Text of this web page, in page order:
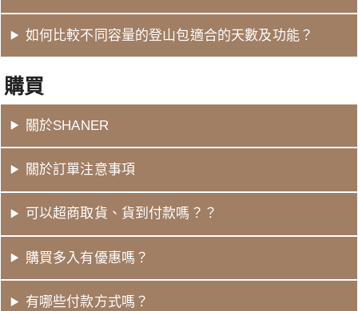
如何比較不同容量的登山包適合的天數及功能？
購買
關於SHANER
關於訂單注意事項
可以超商取貨、貨到付款嗎？？
購買多入有優惠嗎？
有哪些付款方式嗎？